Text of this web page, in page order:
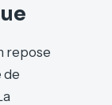
repose
de